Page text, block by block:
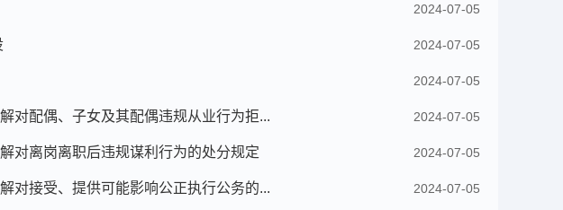
2024-07-05
2024-07-05
2024-07-05
对配偶、子女及其配偶违规从业行为拒... 2024-07-05
对离岗离职后违规谋利行为的处分规定 2024-07-05
对接受、提供可能影响公正执行公务的... 2024-07-05